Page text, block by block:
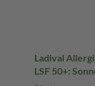
Ladival
LSF 50+: